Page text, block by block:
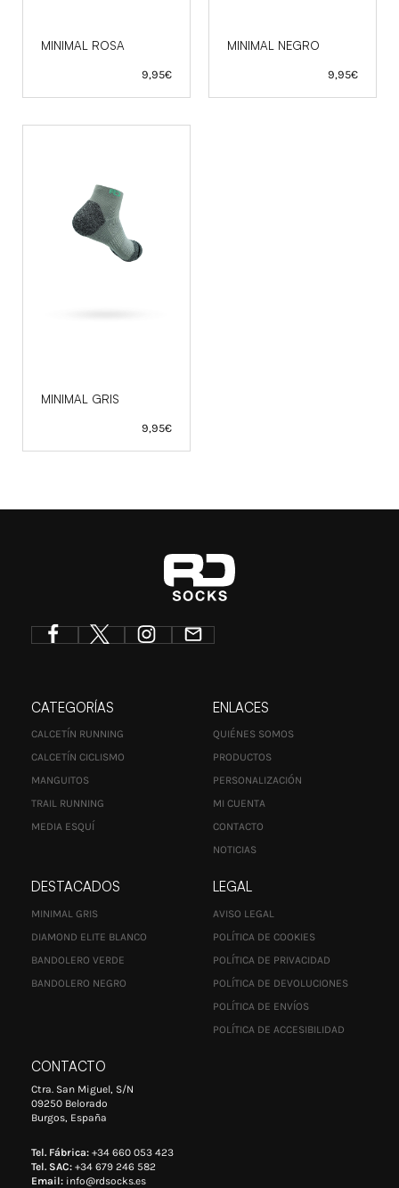
MINIMAL ROSA
9,95€
MINIMAL NEGRO
9,95€
MINIMAL GRIS
9,95€
CATEGORÍAS
CALCETÍN RUNNING
CALCETÍN CICLISMO
MANGUITOS
TRAIL RUNNING
MEDIA ESQUÍ
ENLACES
QUIÉNES SOMOS
PRODUCTOS
PERSONALIZACIÓN
MI CUENTA
CONTACTO
NOTICIAS
DESTACADOS
MINIMAL GRIS
DIAMOND ELITE BLANCO
BANDOLERO VERDE
BANDOLERO NEGRO
LEGAL
AVISO LEGAL
POLÍTICA DE COOKIES
POLÍTICA DE PRIVACIDAD
POLÍTICA DE DEVOLUCIONES
POLÍTICA DE ENVÍOS
POLÍTICA DE ACCESIBILIDAD
CONTACTO
Ctra. San Miguel, S/N
09250 Belorado
Burgos, España
Tel. Fábrica: +34 660 053 423
Tel. SAC: +34 679 246 582
Email: info@rdsocks.es